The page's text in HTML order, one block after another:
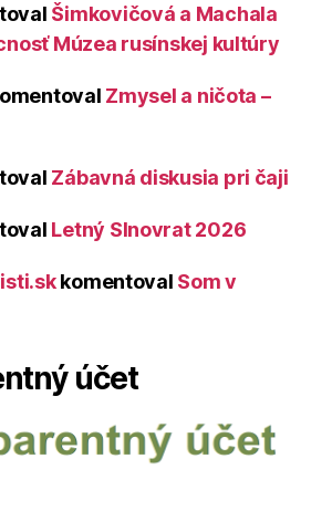
Šimkovičová a Machala
Múzea rusínskej kultúry
Zmysel a ničota –
Zábavná diskusia pri čaji
Letný Slnovrat 2026
komentoval Som v
účet